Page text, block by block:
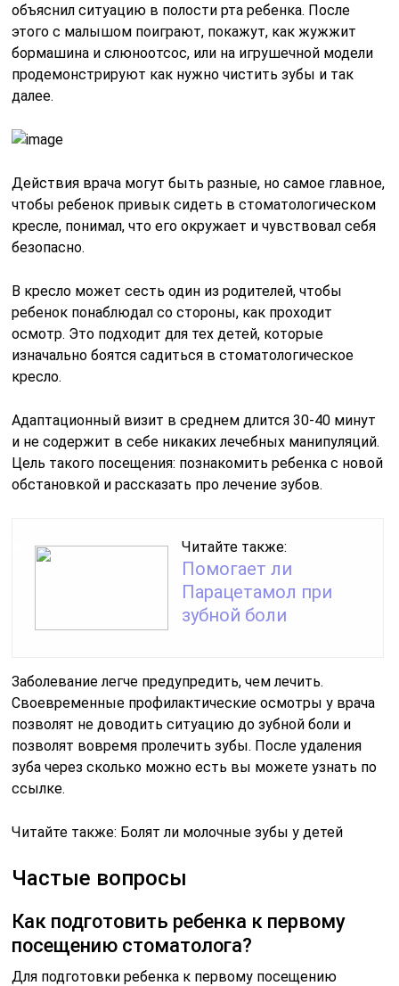
объяснил ситуацию в полости рта ребенка. После
этого с малышом поиграют, покажут, как жужжит
бормашина и слюноотсос, или на игрушечной модели
продемонстрируют как нужно чистить зубы и так
далее.
Действия врача могут быть разные, но самое главное,
чтобы ребенок привык сидеть в стоматологическом
кресле, понимал, что его окружает и чувствовал себя
безопасно.
В кресло может сесть один из родителей, чтобы
ребенок понаблюдал со стороны, как проходит
осмотр. Это подходит для тех детей, которые
изначально боятся садиться в стоматологическое
кресло.
Адаптационный визит в среднем длится 30-40 минут
и не содержит в себе никаких лечебных манипуляций.
Цель такого посещения: познакомить ребенка с новой
обстановкой и рассказать про лечение зубов.
Читайте также:
Помогает ли
Парацетамол при
зубной боли
Заболевание легче предупредить, чем лечить.
Своевременные профилактические осмотры у врача
позволят не доводить ситуацию до зубной боли и
позволят вовремя пролечить зубы. После удаления
зуба через сколько можно есть вы можете узнать по
ссылке.
Читайте также: Болят ли молочные зубы у детей
Частые вопросы
Как подготовить ребенка к первому
посещению стоматолога?
Для подготовки ребенка к первому посещению